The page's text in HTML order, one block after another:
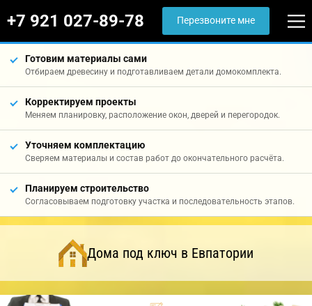
+7 921 027-89-78 Перезвоните мне
Готовим материалы сами
Отбираем древесину и подготавливаем детали домокомплекта.
Корректируем проекты
Меняем планировку, расположение окон, дверей и перегородок.
Уточняем комплектацию
Сверяем материалы и состав работ до окончательного расчёта.
Планируем строительство
Согласовываем подготовку участка и последовательность этапов.
Дома под ключ в Евпатории